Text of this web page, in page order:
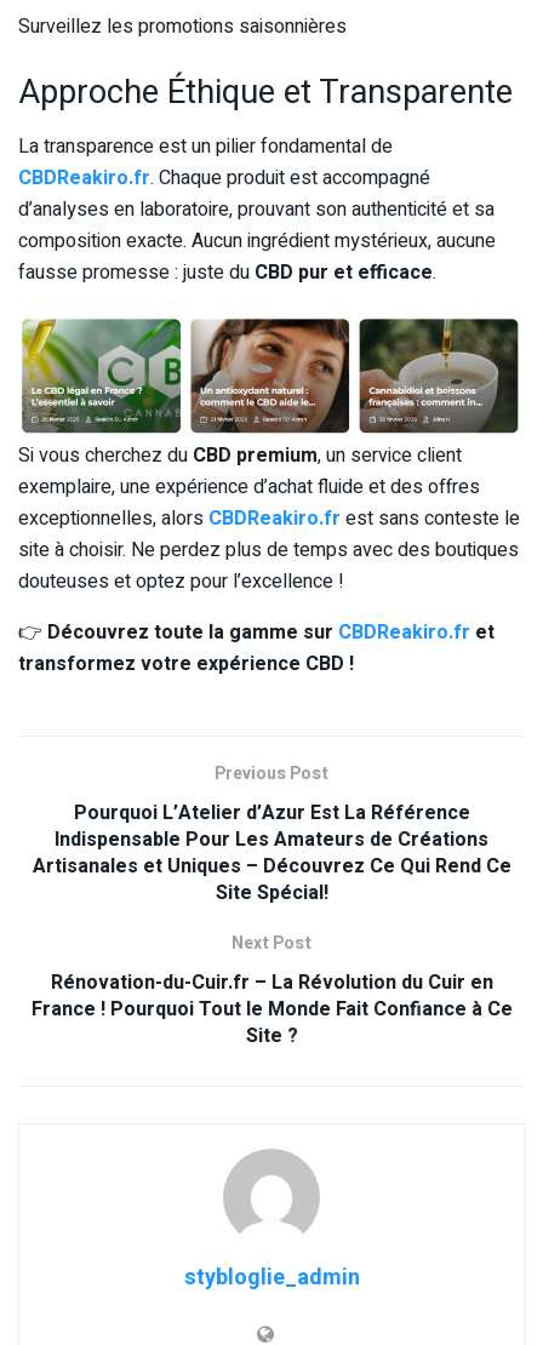
Surveillez les promotions saisonnières
Approche Éthique et Transparente
La transparence est un pilier fondamental de
CBDReakiro.fr. Chaque produit est accompagné
d’analyses en laboratoire, prouvant son authenticité et sa
composition exacte. Aucun ingrédient mystérieux, aucune
fausse promesse : juste du CBD pur et efficace.
Si vous cherchez du CBD premium, un service client
exemplaire, une expérience d’achat fluide et des offres
exceptionnelles, alors CBDReakiro.fr est sans conteste le
site à choisir. Ne perdez plus de temps avec des boutiques
douteuses et optez pour l’excellence !
👉 Découvrez toute la gamme sur CBDReakiro.fr et
transformez votre expérience CBD !
Previous Post
Pourquoi L’Atelier d’Azur Est La Référence
Indispensable Pour Les Amateurs de Créations
Artisanales et Uniques – Découvrez Ce Qui Rend Ce
Site Spécial!
Next Post
Rénovation-du-Cuir.fr – La Révolution du Cuir en
France ! Pourquoi Tout le Monde Fait Confiance à Ce
Site ?
stybloglie_admin